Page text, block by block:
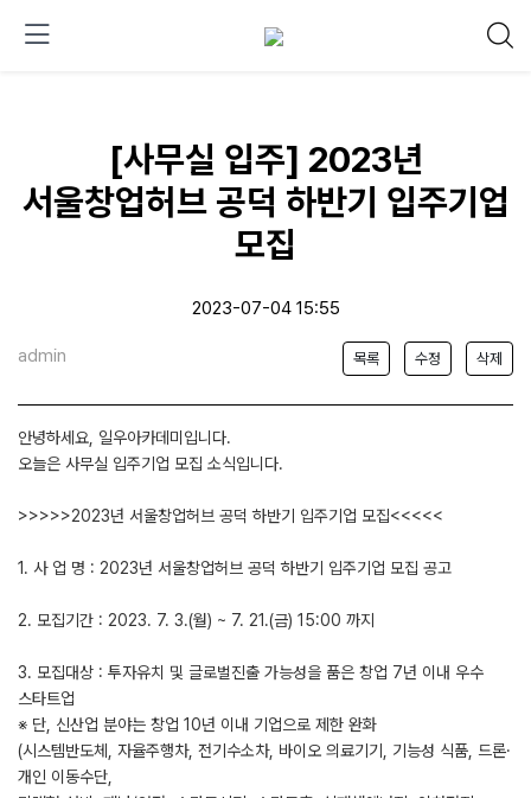
[사무실 입주] 2023년
서울창업허브 공덕 하반기 입주기업
모집
2023-07-04 15:55
admin 목록 수정 삭제
안녕하세요, 일우아카데미입니다.
오늘은 사무실 입주기업 모집 소식입니다.
>>>>>2023년 서울창업허브 공덕 하반기 입주기업 모집<<<<<
1. 사 업 명 : 2023년 서울창업허브 공덕 하반기 입주기업 모집 공고
2. 모집기간 : 2023. 7. 3.(월) ~ 7. 21.(금) 15:00 까지
3. 모집대상 : 투자유치 및 글로벌진출 가능성을 품은 창업 7년 이내 우수
스타트업
※ 단, 신산업 분야는 창업 10년 이내 기업으로 제한 완화
(시스템반도체, 자율주행차, 전기수소차, 바이오 의료기기, 기능성 식품, 드론·
개인 이동수단,